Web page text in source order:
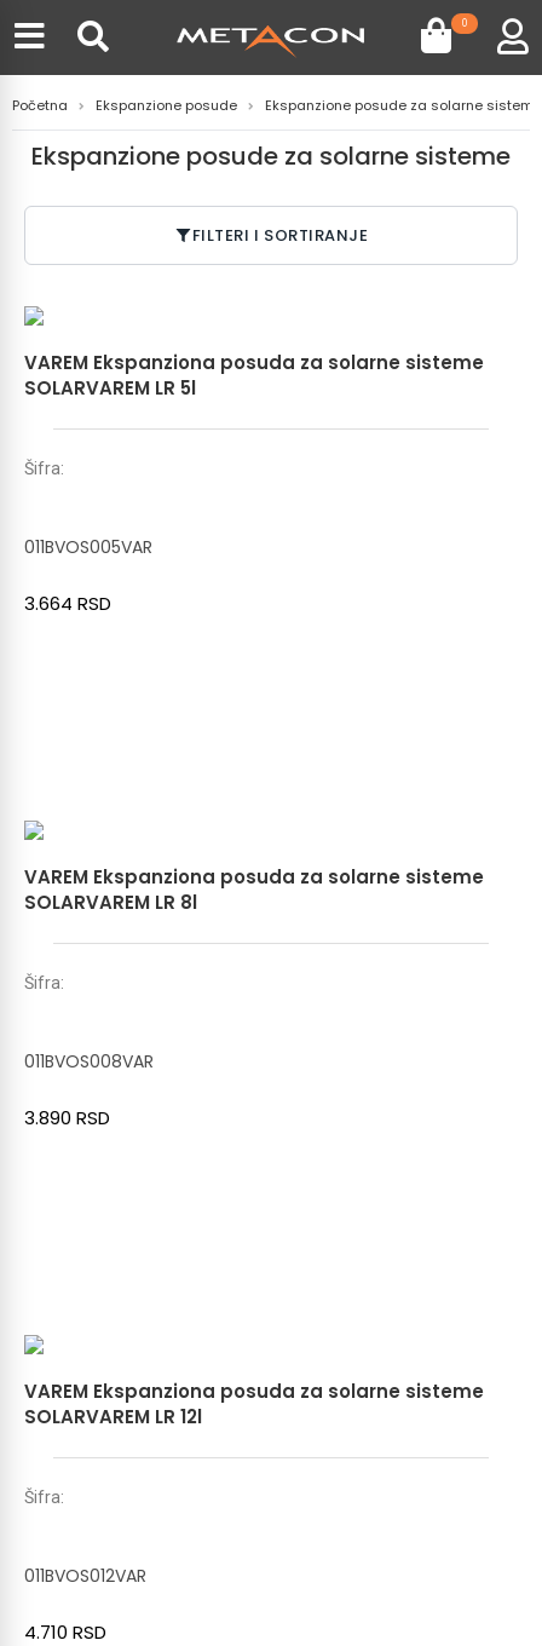
0
Početna Ekspanzione posude Ekspanzione posude za solarne sisteme
Ekspanzione posude za solarne sisteme
FILTERI I SORTIRANJE
VAREM Ekspanziona posuda za solarne sisteme
SOLARVAREM LR 5l
Šifra:
011BVOS005VAR
3.664 RSD
VAREM Ekspanziona posuda za solarne sisteme
SOLARVAREM LR 8l
Šifra:
011BVOS008VAR
3.890 RSD
VAREM Ekspanziona posuda za solarne sisteme
SOLARVAREM LR 12l
Šifra:
011BVOS012VAR
4.710 RSD